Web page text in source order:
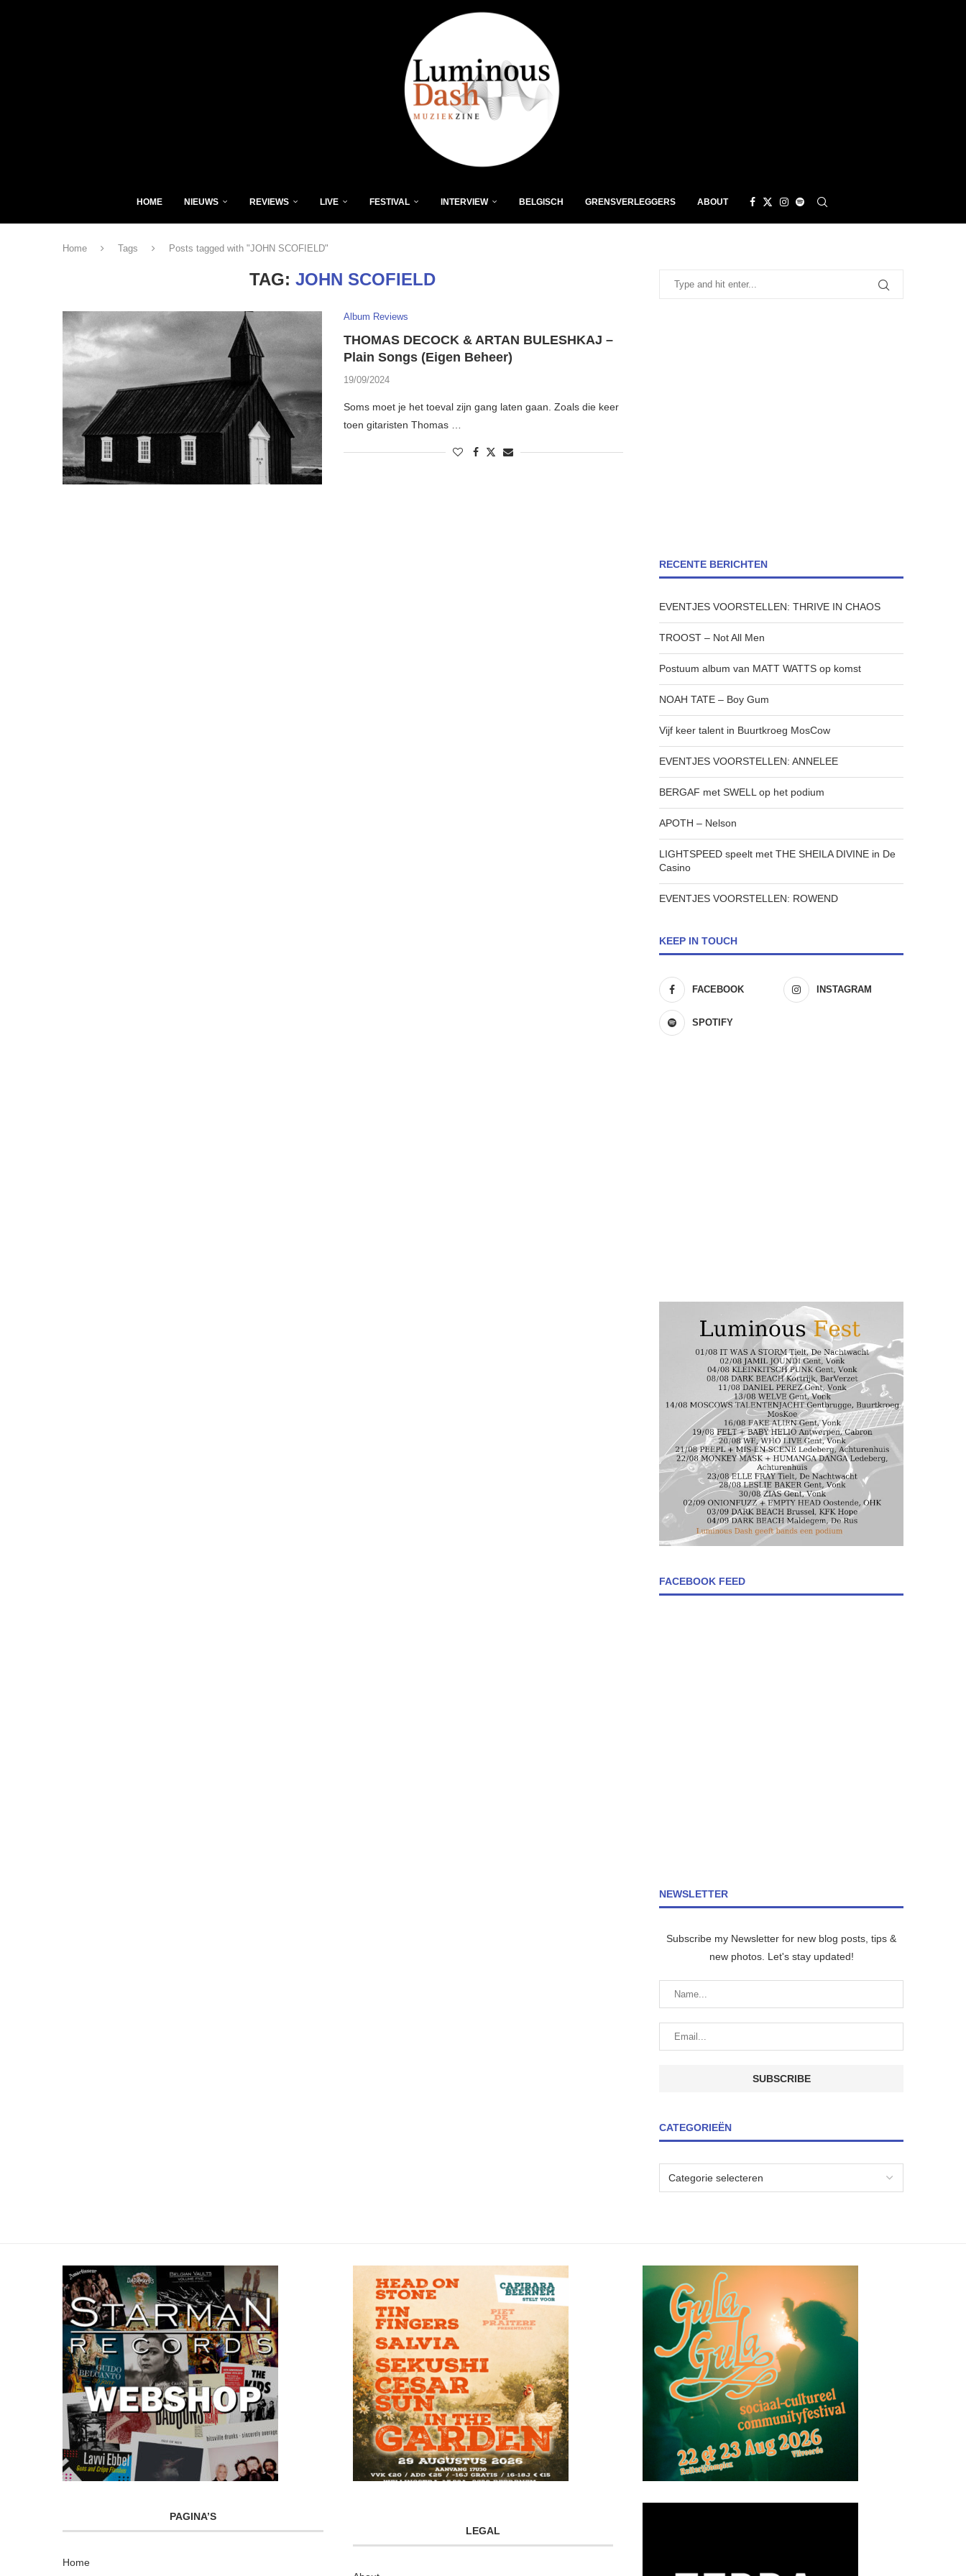
HOME NIEUWS REVIEWS LIVE FESTIVAL INTERVIEW BELGISCH GRENSVERLEGGERS ABOUT
Home Tags Posts tagged with "JOHN SCOFIELD"
TAG:JOHN SCOFIELD
Album Reviews
THOMAS DECOCK & ARTAN BULESHKAJ –
Plain Songs (Eigen Beheer)
19/09/2024
Soms moet je het toeval zijn gang laten gaan. Zoals die keer
toen gitaristen Thomas …
RECENTE BERICHTEN
EVENTJES VOORSTELLEN: THRIVE IN CHAOS
TROOST – Not All Men
Postuum album van MATT WATTS op komst
NOAH TATE – Boy Gum
Vijf keer talent in Buurtkroeg MosCow
EVENTJES VOORSTELLEN: ANNELEE
BERGAF met SWELL op het podium
APOTH – Nelson
LIGHTSPEED speelt met THE SHEILA DIVINE in De
Casino
EVENTJES VOORSTELLEN: ROWEND
KEEP IN TOUCH
FACEBOOK INSTAGRAM
SPOTIFY
FACEBOOK FEED
NEWSLETTER
Subscribe my Newsletter for new blog posts, tips &
new photos. Let's stay updated!
CATEGORIEËN
PAGINA’S
Home
LEGAL